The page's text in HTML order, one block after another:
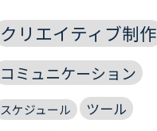
クリエイティブ制作
コミュニケーション
スケジュール ツール